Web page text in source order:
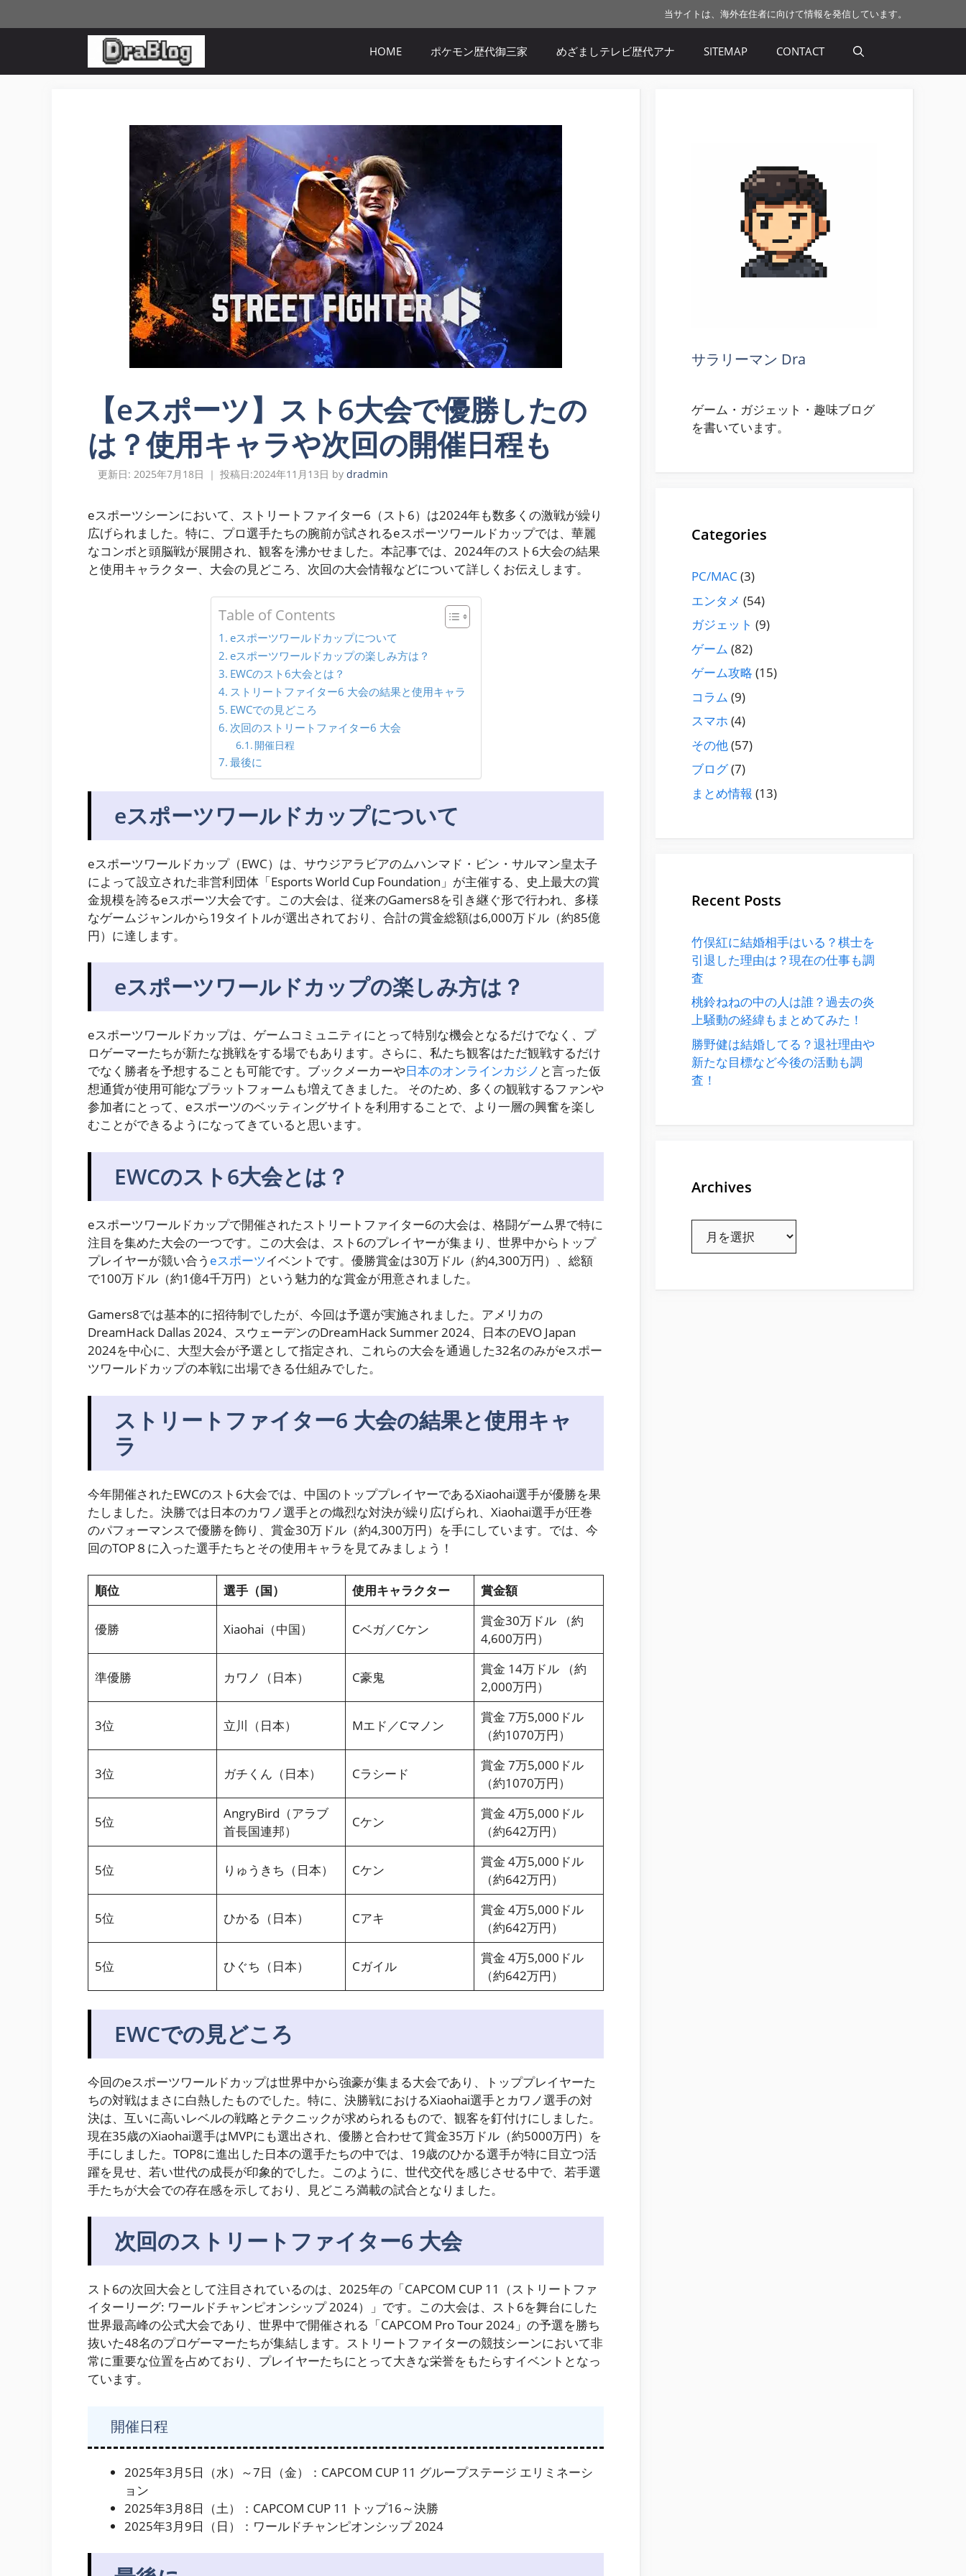
ン
ツ
当サイトは、海外在住者に向けて情報を発信しています。
HOME ポケモン歴代御三家 めざましテレビ歴代アナ SITEMAP CONTACT
【eスポーツ】スト6大会で優勝したの
は？使用キャラや次回の開催日程も
2025年7月18日 2024年11月13日 bydradmin
eスポーツシーンにおいて、ストリートファイター6（スト6）は2024年も数多くの激戦が繰り
広げられました。特に、プロ選手たちの腕前が試されるeスポーツワールドカップでは、華麗
なコンボと頭脳戦が展開され、観客を沸かせました。本記事では、2024年のスト6大会の結果
と使用キャラクター、大会の見どころ、次回の大会情報などについて詳しくお伝えします。
Table of Contents
eスポーツワールドカップについて
eスポーツワールドカップの楽しみ方は？
EWCのスト6大会とは？
ストリートファイター6 大会の結果と使用キャラ
EWCでの見どころ
次回のストリートファイター6 大会
開催日程
最後に
eスポーツワールドカップについて
eスポーツワールドカップ（EWC）は、サウジアラビアのムハンマド・ビン・サルマン皇太子
によって設立された非営利団体「Esports World Cup Foundation」が主催する、史上最大の賞
金規模を誇るeスポーツ大会です。この大会は、従来のGamers8を引き継ぐ形で行われ、多様
なゲームジャンルから19タイトルが選出されており、合計の賞金総額は6,000万ドル（約85億
円）に達します。
eスポーツワールドカップの楽しみ方は？
eスポーツワールドカップは、ゲームコミュニティにとって特別な機会となるだけでなく、プ
ロゲーマーたちが新たな挑戦をする場でもあります。さらに、私たち観客はただ観戦するだけ
でなく勝者を予想することも可能です。ブックメーカーや日本のオンラインカジノ と言った仮
想通貨が使用可能なプラットフォームも増えてきました。 そのため、多くの観戦するファンや
参加者にとって、eスポーツのベッティングサイトを利用することで、より一層の興奮を楽し
むことができるようになってきていると思います。
EWCのスト6大会とは？
eスポーツワールドカップで開催されたストリートファイター6の大会は、格闘ゲーム界で特に
注目を集めた大会の一つです。この大会は、スト6のプレイヤーが集まり、世界中からトップ
プレイヤーが競い合う eスポーツイベントです。優勝賞金は30万ドル（約4,300万円）、総額
で100万ドル（約1億4千万円）という魅力的な賞金が用意されました。
Gamers8では基本的に招待制でしたが、今回は予選が実施されました。アメリカの
DreamHack Dallas 2024、スウェーデンのDreamHack Summer 2024、日本のEVO Japan
2024を中心に、大型大会が予選として指定され、これらの大会を通過した32名のみがeスポー
ツワールドカップの本戦に出場できる仕組みでした。
ストリートファイター6 大会の結果と使用キャ
ラ
今年開催されたEWCのスト6大会では、中国のトッププレイヤーであるXiaohai選手が優勝を果
たしました。決勝では日本のカワノ選手との熾烈な対決が繰り広げられ、Xiaohai選手が圧巻
のパフォーマンスで優勝を飾り、賞金30万ドル（約4,300万円）を手にしています。では、今
回のTOP８に入った選手たちとその使用キャラを見てみましょう！
順位 選手（国） 使用キャラクター 賞金額
優勝 Xiaohai（中国） Cベガ／Cケン
賞金30万ドル （約
4,600万円）
準優勝 カワノ（日本） C豪鬼
賞金 14万ドル （約
2,000万円）
3位 立川（日本） Mエド／Cマノン
賞金 7万5,000ドル
（約1070万円）
3位 ガチくん（日本） Cラシード
賞金 7万5,000ドル
（約1070万円）
5位
AngryBird（アラブ
首長国連邦）
Cケン
賞金 4万5,000ドル
（約642万円）
5位 りゅうきち（日本） Cケン
賞金 4万5,000ドル
（約642万円）
5位 ひかる（日本） Cアキ
賞金 4万5,000ドル
（約642万円）
5位 ひぐち（日本） Cガイル
賞金 4万5,000ドル
（約642万円）
EWCでの見どころ
今回のeスポーツワールドカップは世界中から強豪が集まる大会であり、トッププレイヤーた
ちの対戦はまさに白熱したものでした。特に、決勝戦におけるXiaohai選手とカワノ選手の対
決は、互いに高いレベルの戦略とテクニックが求められるもので、観客を釘付けにしました。
現在35歳のXiaohai選手はMVPにも選出され、優勝と合わせて賞金35万ドル（約5000万円）を
手にしました。TOP8に進出した日本の選手たちの中では、19歳のひかる選手が特に目立つ活
躍を見せ、若い世代の成長が印象的でした。このように、世代交代を感じさせる中で、若手選
手たちが大会での存在感を示しており、見どころ満載の試合となりました。
次回のストリートファイター6 大会
スト6の次回大会として注目されているのは、2025年の「CAPCOM CUP 11（ストリートファ
イターリーグ: ワールドチャンピオンシップ 2024）」です。この大会は、スト6を舞台にした
世界最高峰の公式大会であり、世界中で開催される「CAPCOM Pro Tour 2024」の予選を勝ち
抜いた48名のプロゲーマーたちが集結します。ストリートファイターの競技シーンにおいて非
常に重要な位置を占めており、プレイヤーたちにとって大きな栄誉をもたらすイベントとなっ
ています。
開催日程
2025年3月5日（水）～7日（金）：CAPCOM CUP 11 グループステージ エリミネーシ
ョン
2025年3月8日（土）：CAPCOM CUP 11 トップ16～決勝
2025年3月9日（日）：ワールドチャンピオンシップ 2024
サラリーマン Dra
ゲーム・ガジェット・趣味ブログ
を書いています。
Categories
PC/MAC (3)
エンタメ (54)
ガジェット (9)
ゲーム (82)
ゲーム攻略 (15)
コラム (9)
スマホ (4)
その他(57)
ブログ(7)
まとめ情報 (13)
Recent Posts
竹俣紅に結婚相手はいる？棋士を
引退した理由は？現在の仕事も調
査
桃鈴ねねの中の人は誰？過去の炎
上騒動の経緯もまとめてみた！
勝野健は結婚してる？退社理由や
新たな目標など今後の活動も調
査！
Archives
Archives